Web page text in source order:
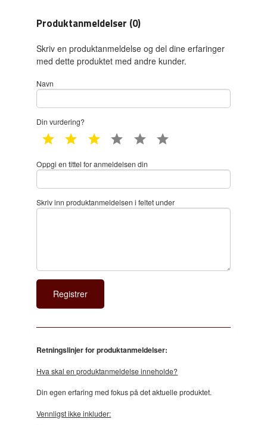
Produktanmeldelser (0)
Skriv en produktanmeldelse og del dine erfaringer
med dette produktet med andre kunder.
Navn
Din vurdering?
1 star 2 star 3 star 4 star 5 star
Oppgi en tittel for anmeldelsen din
Skriv inn produktanmeldelsen i feltet under
Retningslinjer for produktanmeldelser:
Hva skal en produktanmeldelse inneholde?
Din egen erfaring med fokus på det aktuelle produktet.
Vennligst ikke inkluder: